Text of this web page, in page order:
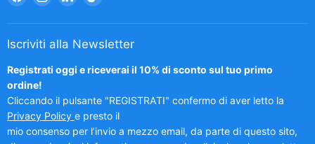
FacebookInstagramLinkedInTikTok
Iscriviti alla Newsletter
Registrati oggi e riceverai il 10% di sconto sul tuo primo
ordine!
Cliccando il pulsante "REGISTRATI" confermo di aver letto la
Privacy Policy e presto il
mio consenso per l’invio a mezzo email, da parte di questo sito,